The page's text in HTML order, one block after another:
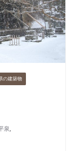
の建築物
泉,